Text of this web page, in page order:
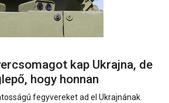
kap Ukrajna, de
hogy honnan
fegyvereket ad el Ukrajnának.